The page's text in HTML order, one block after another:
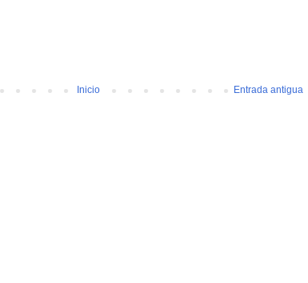
Entrada antigua
Inicio